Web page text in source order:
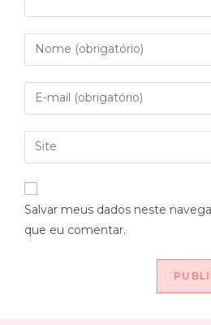
Salvar meus dados neste
que eu comentar.